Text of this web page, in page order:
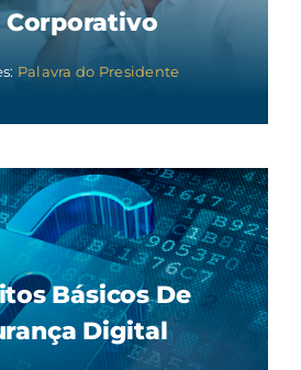
Corporativo
Palavra do Presidente
Básicos De
Digital